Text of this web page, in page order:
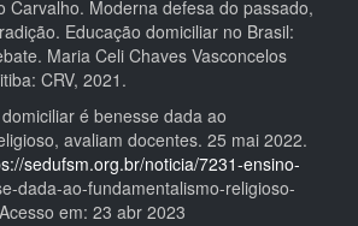
Carvalho. Moderna defesa do passado,
Educação domiciliar no Brasil:
Maria Celi Chaves Vasconcelos
CRV, 2021.
é benesse dada ao
avaliam docentes. 25 mai 2022.
sedufsm.org.br/noticia/7231-ensino-
dada-ao-fundamentalismo-religioso-
em: 23 abr 2023